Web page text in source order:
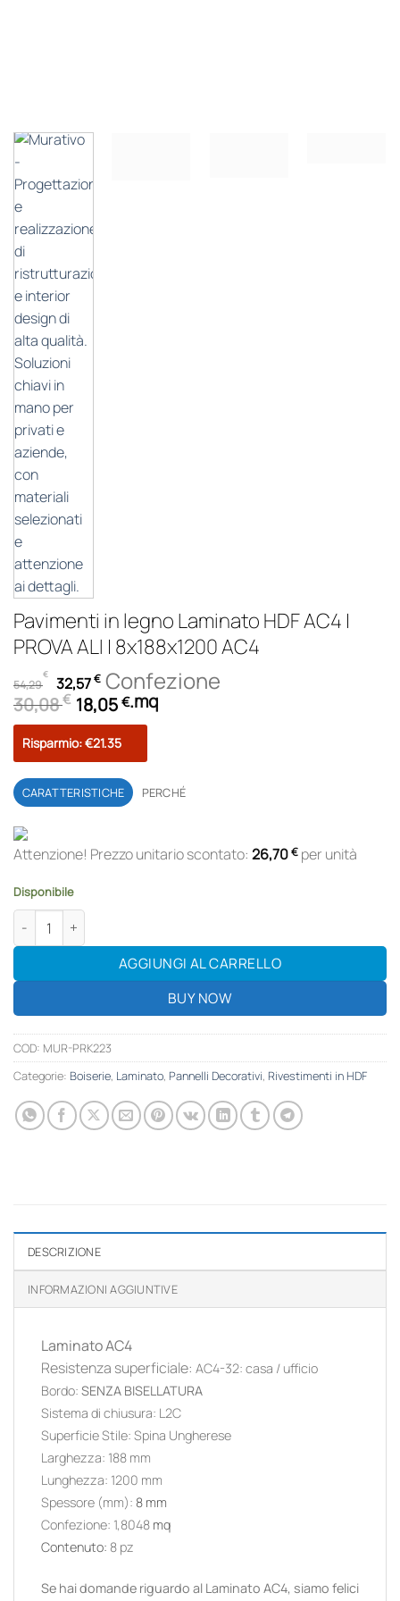
Pavimenti in legno Laminato HDF AC4 |
PROVA ALI | 8x188x1200 AC4
54,29
€ Il
prezzo
originale
era:
54,29 €.
32,57€Il
prezzo
attuale
è:
32,57 €.
Confezione
30,08€ 18,05 €.mq
Risparmio: €21.35
CARATTERISTICHE PERCHÉ
Attenzione! Prezzo unitario scontato: 26,70€ per unità
Disponibile
Pavimenti in legno Laminato HDF AC4 | PROVA ALI | 8x188x1200
AGGIUNGI AL CARRELLO
BUY NOW
COD: MUR-PRK223
Categorie: Boiserie, Laminato, Pannelli Decorativi, Rivestimenti in HDF
DESCRIZIONE
INFORMAZIONI AGGIUNTIVE
Laminato AC4
Resistenza superficiale: AC4-32: casa / ufficio
Bordo: SENZA BISELLATURA
Sistema di chiusura: L2C
Superficie Stile: Spina Ungherese
Larghezza: 188 mm
Lunghezza: 1200 mm
Spessore (mm): 8 mm
Confezione: 1,8048 mq
Contenuto: 8 pz
Se hai domande riguardo al Laminato AC4, siamo felici